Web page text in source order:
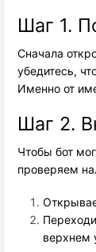
Шаг 1.
Сначала
убедитесь,
Именно от
Шаг 2.
Чтобы бот
проверяем
верхнем